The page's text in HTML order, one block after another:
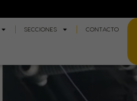
SECCIONES CONTACTO